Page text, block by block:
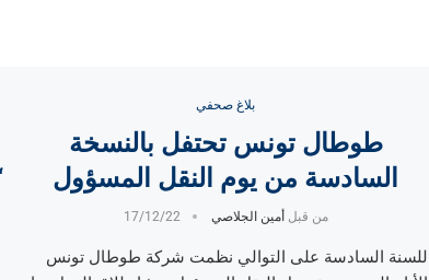
بلاغ صحفي
طوطال تونس تحتفل بالنسخة
السادسة من يوم النقل المسؤول
من قبل أمين الجلاصي 17/12/22
للسنة السادسة على التوالي نظمت شركة طوطال تونس